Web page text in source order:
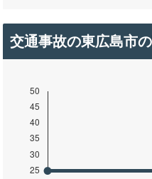
交通事故の東広島市